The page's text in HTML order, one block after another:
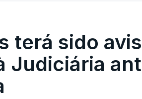
terá sido
Judiciária